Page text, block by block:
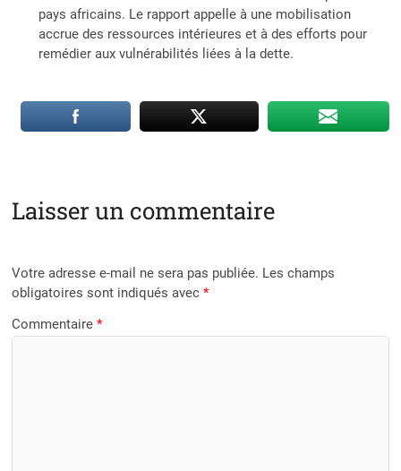
pays africains. Le rapport appelle à une mobilisation
accrue des ressources intérieures et à des efforts pour
remédier aux vulnérabilités liées à la dette.
Laisser un commentaire
Votre adresse e-mail ne sera pas publiée. Les champs
obligatoires sont indiqués avec*
Commentaire*